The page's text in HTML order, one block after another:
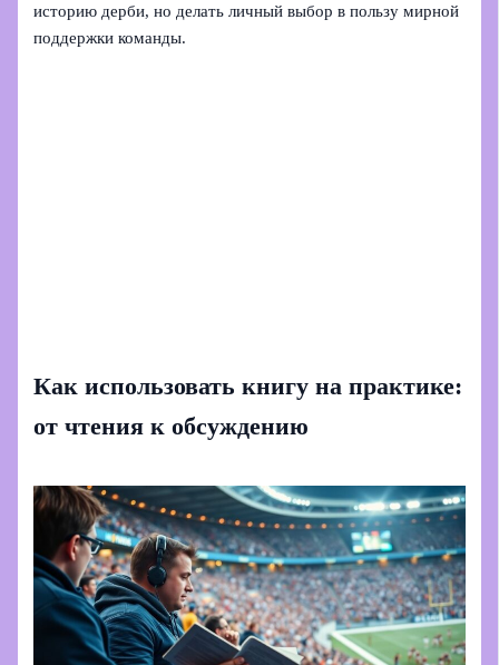
историю дерби, но делать личный выбор в пользу мирной
поддержки команды.
Как использовать книгу на практике:
от чтения к обсуждению